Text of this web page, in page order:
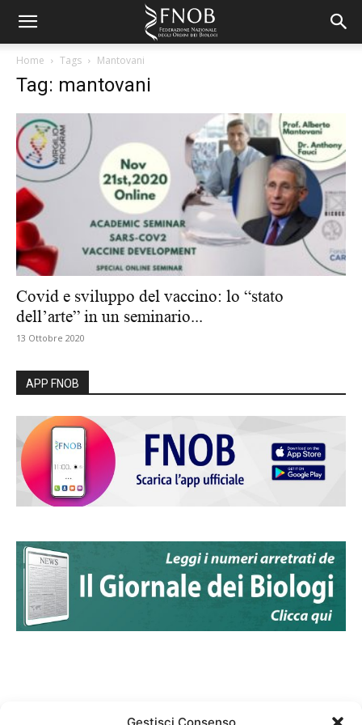
Home Tags Mantovani
Tag: mantovani
Covid e sviluppo del vaccino: lo “stato
dell’arte” in un seminario...
13 Ottobre 2020
APP FNOB